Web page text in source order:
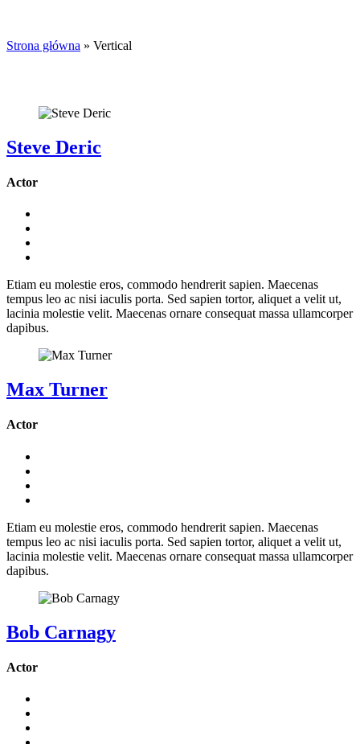
Strona główna » Vertical
Steve Deric
Actor
Etiam eu molestie eros, commodo hendrerit sapien. Maecenas
tempus leo ac nisi iaculis porta. Sed sapien tortor, aliquet a velit ut,
lacinia molestie velit. Maecenas ornare consequat massa ullamcorper
dapibus.
Max Turner
Actor
Etiam eu molestie eros, commodo hendrerit sapien. Maecenas
tempus leo ac nisi iaculis porta. Sed sapien tortor, aliquet a velit ut,
lacinia molestie velit. Maecenas ornare consequat massa ullamcorper
dapibus.
Bob Carnagy
Actor